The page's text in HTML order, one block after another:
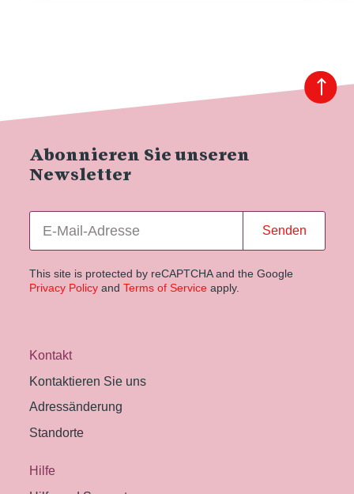
Abonnieren Sie unseren
Newsletter
Senden
This site is protected by reCAPTCHA and the Google
Privacy Policyand Terms of Service apply.
Kontakt
Kontaktieren Sie uns
Adressänderung
Standorte
Hilfe